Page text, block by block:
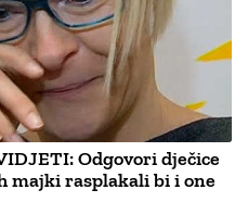
Odgovori dječice
majki rasplakali bi i one